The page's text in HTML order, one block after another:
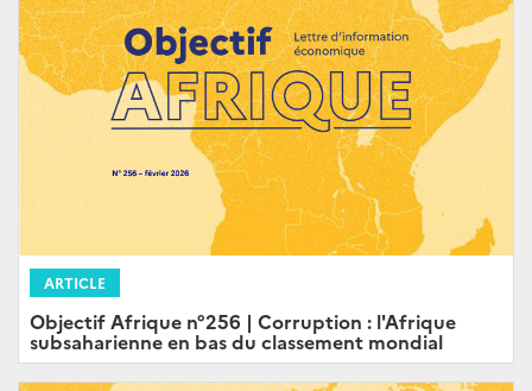
ARTICLE
Objectif Afrique n°256 | Corruption : l'Afrique
subsaharienne en bas du classement mondial